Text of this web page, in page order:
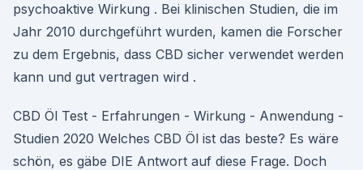
psychoaktive Wirkung . Bei klinischen Studien, die im
Jahr 2010 durchgeführt wurden, kamen die Forscher
zu dem Ergebnis, dass CBD sicher verwendet werden
kann und gut vertragen wird .
CBD Öl Test - Erfahrungen - Wirkung - Anwendung -
Studien 2020 Welches CBD Öl ist das beste? Es wäre
schön, es gäbe DIE Antwort auf diese Frage. Doch